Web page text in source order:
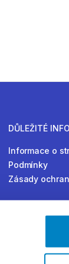
DŮLEŽITÉ
Informace o
Podmínky
Zásady